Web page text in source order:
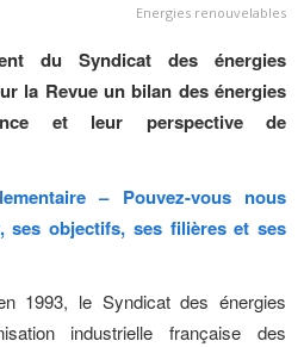
Energies renouvelables
du Syndicat des énergies
la Revue un bilan des énergies
et leur perspective de
– Pouvez-vous nous
ses objectifs, ses filières et ses
1993, le Syndicat des énergies
industrielle française des